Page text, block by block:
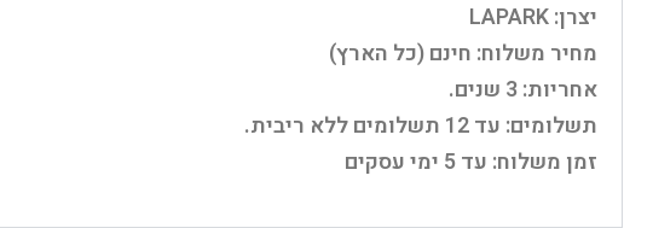
יצרן: LAPARK
מחיר משלוח: חינם (כל הארץ)
אחריות: 3 שנים.
תשלומים: עד 12 תשלומים ללא ריבית.
זמן משלוח: עד 5 ימי עסקים